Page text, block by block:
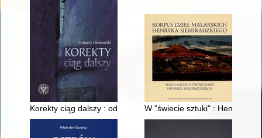
Korekty ciąg dalszy : odpowiedź redaktorom i współautorom
W "świecie sztuki" : Henryk